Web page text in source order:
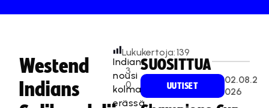
Westend
Indians
3
0
.
Lukukertoja:139
Indians
nousi
kolmannessa
erässä
SUOSITTUA
UUTISET
02.08.2
026